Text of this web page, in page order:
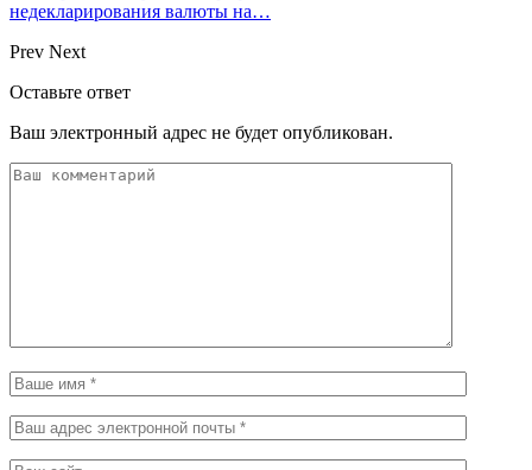
недекларирования валюты на…
Prev Next
Оставьте ответ
Ваш электронный адрес не будет опубликован.